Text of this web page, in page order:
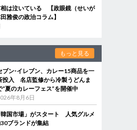
相は泣いている 【政眼鏡（せいが
雅俊の政治コラム】
もっと見る
ブン‐イレブン、カレー15商品を一
投入 名店監修から冷製うどんま
“夏のカレーフェス”を開催中
年8月6日
国市場」がスタート 人気グルメ
ブランドが集結